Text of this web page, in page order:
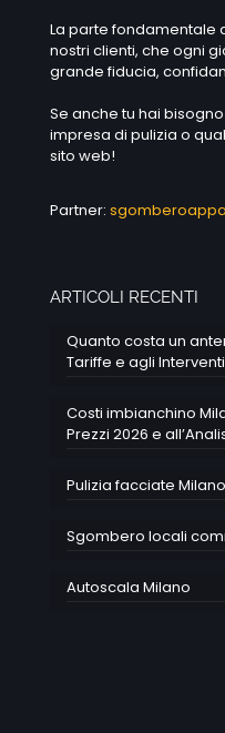
La parte fondamentale
nostri clienti, che ogni
grande fiducia,
Se anche tu hai
impresa di pulizia o
sito web!
Partner:
ARTICOLI RECENTI
Quanto costa un
Tariffe e agli
Costi imbianchino
Prezzi 2026 e
Pulizia facciate Milano
Sgombero locali
Autoscala Milano